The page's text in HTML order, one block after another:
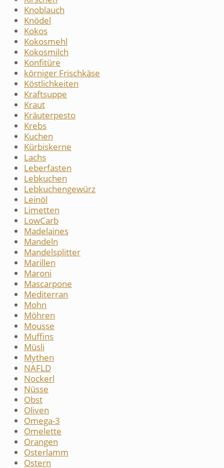
Knoblauch
Knödel
Kokos
Kokosmehl
Kokosmilch
Konfitüre
körniger Frischkäse
Köstlichkeiten
Kraftsuppe
Kraut
Kräuterpesto
Krebs
Kuchen
Kürbiskerne
Lachs
Leberfasten
Lebkuchen
Lebkuchengewürz
Leinöl
Limetten
LowCarb
Madelaines
Mandeln
Mandelsplitter
Marillen
Maroni
Mascarpone
Mediterran
Mohn
Möhren
Mousse
Muffins
Müsli
Mythen
NAFLD
Nockerl
Nüsse
Obst
Oliven
Omega-3
Omelette
Orangen
Osterlamm
Ostern